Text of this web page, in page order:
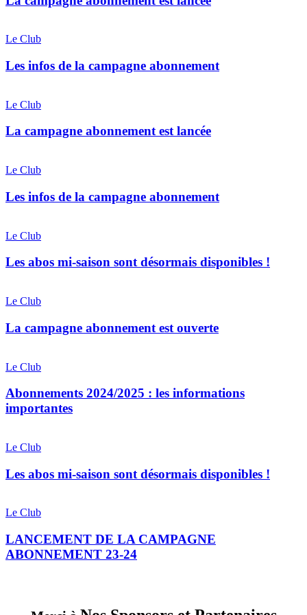
lancée
infos
la
campagne
Le Club
Les infos de la campagne abonnement
campagne
est
Le Club
La campagne abonnement est lancée
infos
la
campagne
Le Club
Les infos de la campagne abonnement
abos
saison
disponibles
!
Le Club
Les abos mi-saison sont désormais disponibles !
campagne
est
ouverte
Le Club
La campagne abonnement est ouverte
2024/2025
les
informations
importantes
Le Club
Abonnements 2024/2025 : les informations
importantes
abos
saison
sont
disponibles
!
Le Club
Les abos mi-saison sont désormais disponibles !
DE
CAMPAGNE
ABONNEMENT
23-
Le Club
LANCEMENT DE LA CAMPAGNE
ABONNEMENT 23-24